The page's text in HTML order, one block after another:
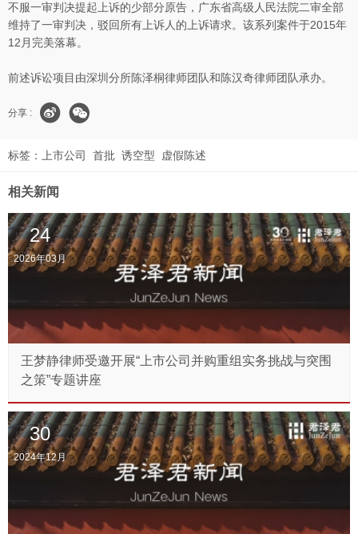
不服一审判决提起上诉的少部分原告，广东省高级人民法院二审全部
维持了一审判决，驳回所有上诉人的上诉请求。该系列案件于2015年
12月完美落幕。
前述诉讼项目由深圳分所陈泽桐律师团队和陈汉奇律师团队承办。
分享 :
标签： 上市公司 首批 诱空型 虚假陈述
相关新闻
24
2026年03月
王梦静律师受邀开展“上市公司并购重组实务挑战与突围
之策”专题讲座
30
2024年12月